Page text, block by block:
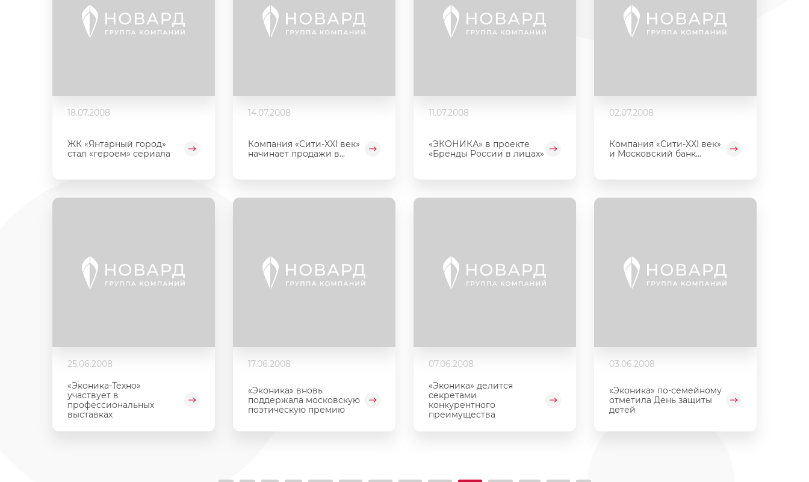
18.07.2008
ЖК «Янтарный город»
стал «героем» сериала
14.07.2008
Компания «Сити-XXI век»
начинает продажи в...
11.07.2008
«ЭКОНИКА» в проекте
«Бренды России в лицах»
02.07.2008
Компания «Сити-XXI век»
и Московский банк...
25.06.2008
«Эконика-Техно»
участвует в
профессиональных
выставках
17.06.2008
«Эконика» вновь
поддержала московскую
поэтическую премию
07.06.2008
«Эконика» делится
секретами
конкурентного
преимущества
03.06.2008
«Эконика» по-семейному
отметила День защиты
детей